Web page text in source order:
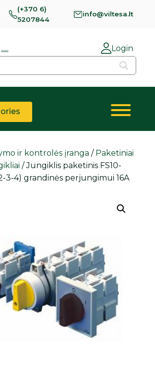
(+370 6)
5207844
info@viltesa.lt
Login
ir kontrolės įranga / Paketiniai
/ Jungiklis paketinis FS10-
3-4) grandinės perjungimui 16A